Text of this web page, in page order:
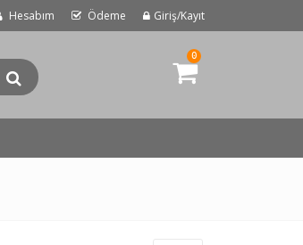
Hesabım Ödeme Giriş/Kayıt
0